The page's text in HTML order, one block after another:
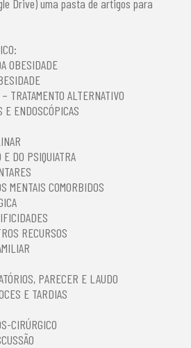
Drive) uma pasta de artigos para
OBESIDADE
TRATAMENTO ALTERNATIVO
E ENDOSCÓPICAS
DO PSIQUIATRA
MENTAIS COMORBIDOS
RECURSOS
PARECER E LAUDO
E TARDIAS
CIRÚRGICO